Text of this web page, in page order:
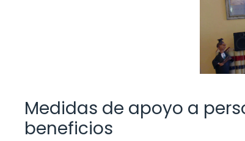
Medidas de apoyo a
beneficios